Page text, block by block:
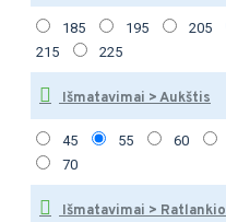
185 195
205
215
225
Išmatavimai > Aukštis
45 55 60
70
Išmatavimai > Ratlankio